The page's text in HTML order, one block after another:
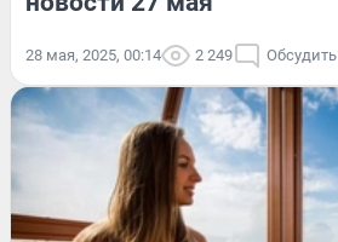
28 мая, 2025, 00:14 2 249 Обсудить